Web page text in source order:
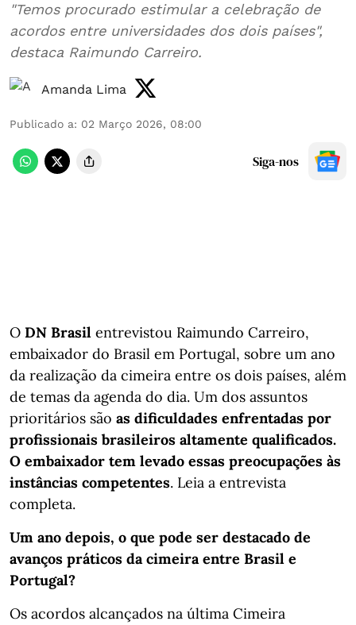
"Temos procurado estimular a celebração de
acordos entre universidades dos dois países",
destaca Raimundo Carreiro.
Amanda Lima
Publicado a: 02 Março 2026, 08:00
Siga-nos
O DN Brasil entrevistou Raimundo Carreiro,
embaixador do Brasil em Portugal, sobre um ano
da realização da cimeira entre os dois países, além
de temas da agenda do dia. Um dos assuntos
prioritários são as dificuldades enfrentadas por
profissionais brasileiros altamente qualificados.
O embaixador tem levado essas preocupações às
instâncias competentes. Leia a entrevista
completa.
Um ano depois, o que pode ser destacado de
avanços práticos da cimeira entre Brasil e
Portugal?
Os acordos alcançados na última Cimeira